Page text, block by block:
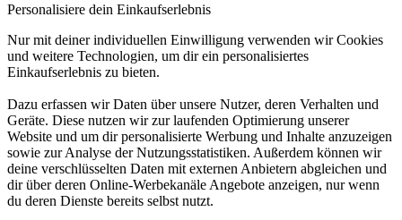
Personalisiere dein Einkaufserlebnis
Nur mit deiner individuellen Einwilligung verwenden wir Cookies
und weitere Technologien, um dir ein personalisiertes
Einkaufserlebnis zu bieten.
Dazu erfassen wir Daten über unsere Nutzer, deren Verhalten und
Geräte. Diese nutzen wir zur laufenden Optimierung unserer
Website und um dir personalisierte Werbung und Inhalte anzuzeigen
sowie zur Analyse der Nutzungsstatistiken. Außerdem können wir
deine verschlüsselten Daten mit externen Anbietern abgleichen und
dir über deren Online-Werbekanäle Angebote anzeigen, nur wenn
du deren Dienste bereits selbst nutzt.